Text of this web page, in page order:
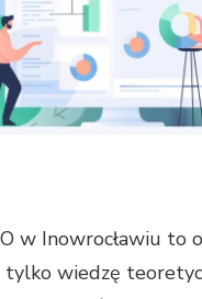
w Inowrocławiu to
tylko wiedzę